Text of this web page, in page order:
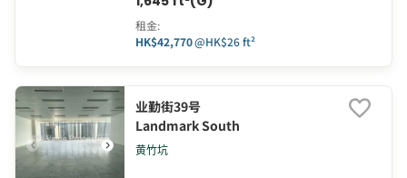
租金:
HK$42,770@HK$26 ft²
业勤街39号
Landmark South
黄竹坑